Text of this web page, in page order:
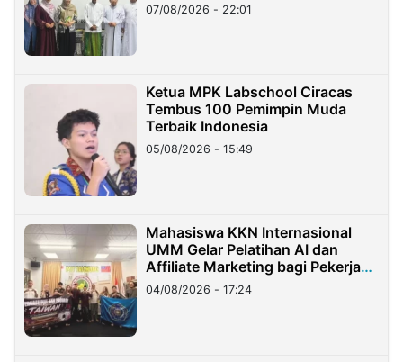
07/08/2026 - 22:01
Ketua MPK Labschool Ciracas
Tembus 100 Pemimpin Muda
Terbaik Indonesia
05/08/2026 - 15:49
Mahasiswa KKN Internasional
UMM Gelar Pelatihan AI dan
Affiliate Marketing bagi Pekerja
Migran Indonesia di Taiwan
04/08/2026 - 17:24